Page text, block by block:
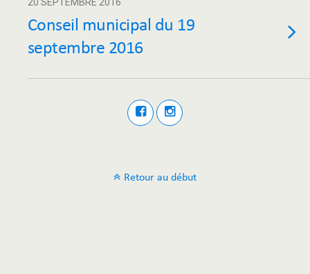
Conseil municipal du 19
septembre 2016
Retour au début